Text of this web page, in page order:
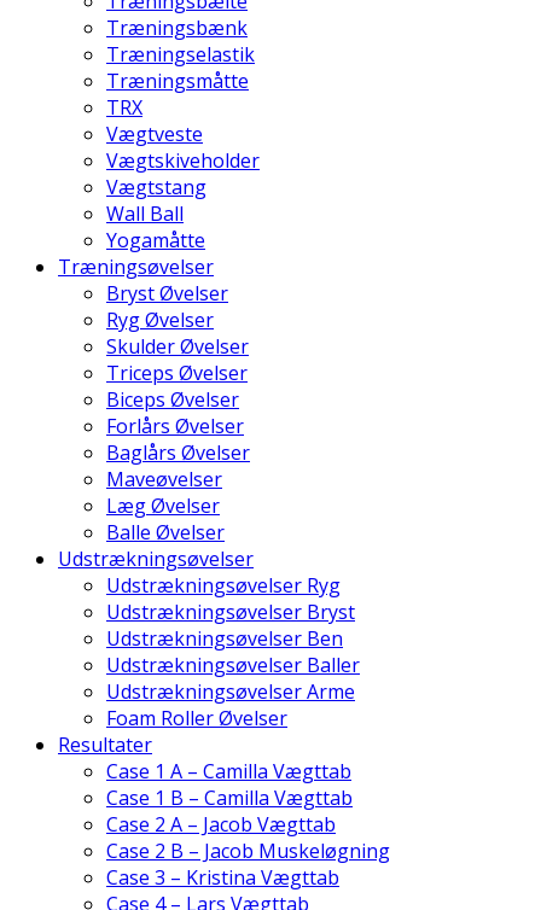
Træningsbænk
Træningselastik
Træningsmåtte
TRX
Vægtveste
Vægtskiveholder
Vægtstang
Wall Ball
Yogamåtte
Træningsøvelser
Bryst Øvelser
Ryg Øvelser
Skulder Øvelser
Triceps Øvelser
Biceps Øvelser
Forlårs Øvelser
Baglårs Øvelser
Maveøvelser
Læg Øvelser
Balle Øvelser
Udstrækningsøvelser
Udstrækningsøvelser Ryg
Udstrækningsøvelser Bryst
Udstrækningsøvelser Ben
Udstrækningsøvelser Baller
Udstrækningsøvelser Arme
Foam Roller Øvelser
Resultater
Case 1 A – Camilla Vægttab
Case 1 B – Camilla Vægttab
Case 2 A – Jacob Vægttab
Case 2 B – Jacob Muskeløgning
Case 3 – Kristina Vægttab
Case 4 – Lars Vægttab